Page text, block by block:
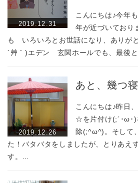
2019.12.31
こんにちは♪今年
年が近づいており
も いろいろとお世話になり、ありが
´艸｀)エデン 玄関ホールでも、最後
2019.12.26
あと、幾つ
こんにちは♪昨日
☆を片付け(;´･ω･)
除(;^ω^)。そして
た！バタバタをしましたが、とりあえ
す。…